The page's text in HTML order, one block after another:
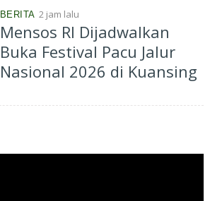
Pembangunan
BERITA 2 jam lalu
Mensos RI Dijadwalkan
Buka Festival Pacu Jalur
Nasional 2026 di Kuansing